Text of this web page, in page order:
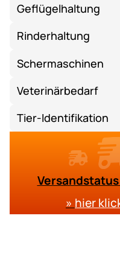
Geflügelhaltung
Rinderhaltung
Schermaschinen
Veterinärbedarf
Tier-Identifikation
» hier